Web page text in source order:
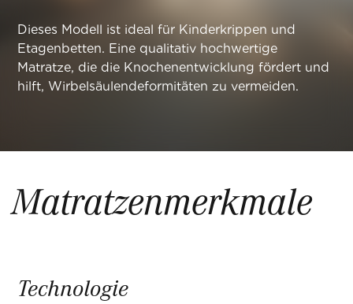
Dieses Modell ist ideal für Kinderkrippen und
Etagenbetten. Eine qualitativ hochwertige
Matratze, die die Knochenentwicklung fördert und
hilft, Wirbelsäulendeformitäten zu vermeiden.
Matratzenmerkmale
Technologie